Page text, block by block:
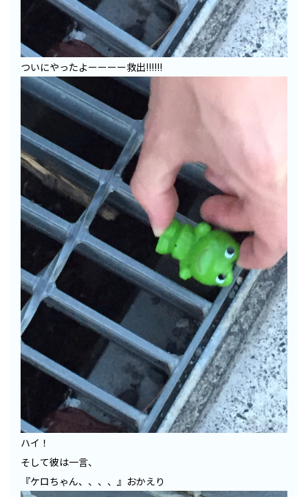
ついにやったよーーーー救出!!!!!!
ハイ！
そして彼は一言、
『ケロちゃん、、、、』おかえり